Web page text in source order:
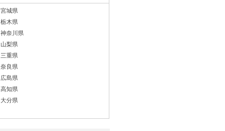
宮城県
栃木県
神奈川県
山梨県
三重県
奈良県
広島県
高知県
大分県